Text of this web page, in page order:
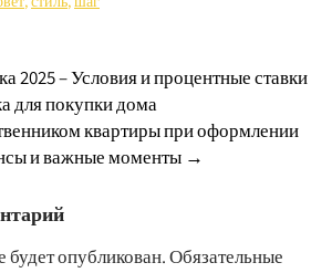
2025 – Условия и процентные ставки
для покупки дома
квартиры при оформлении
и важные моменты →
опубликован.Обязательные